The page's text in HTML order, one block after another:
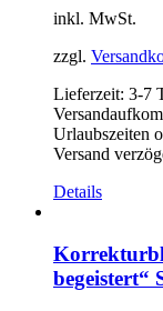
inkl. MwSt.
zzgl.
Lieferzeit: 3-7
Urlaubszeiten
Versand
Details
begeistert“